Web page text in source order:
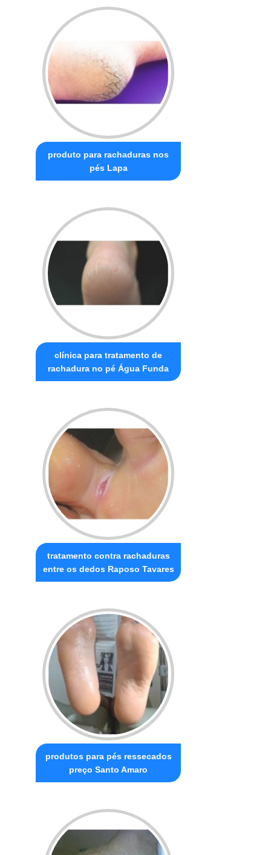
produto para rachaduras nos
pés Lapa
clínica para tratamento de
rachadura no pé Água Funda
tratamento contra rachaduras
entre os dedos Raposo Tavares
produtos para pés ressecados
preço Santo Amaro